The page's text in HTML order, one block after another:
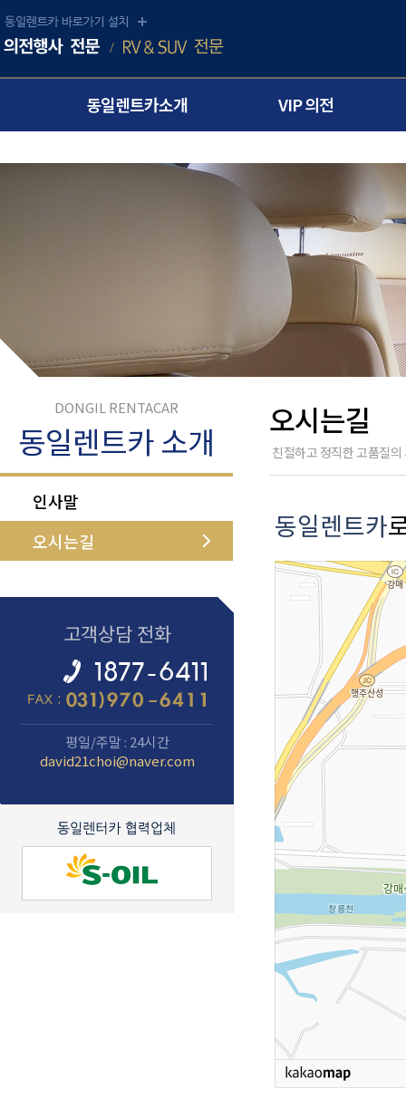
동일렌트카소개 VIP 의전
DONGIL RENTACAR
동일렌트카 소개
인사말
오시는길
고객상담 전화
평일/주말 : 24시간
david21choi@naver.com
오시는길
친절하고 정직한 고품질
동일렌트카